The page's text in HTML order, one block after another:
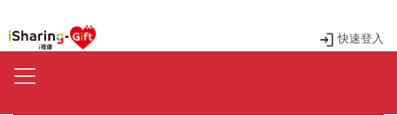
快速登入